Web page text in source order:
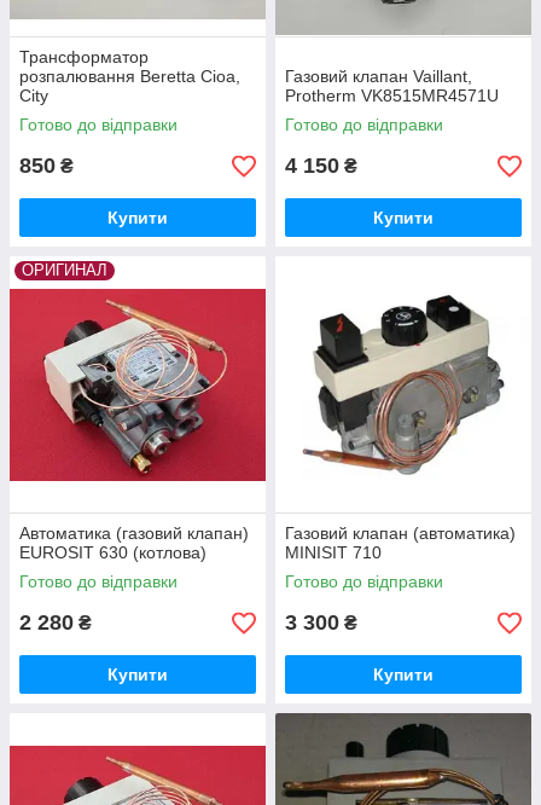
Трансформатор
розпалювання Beretta Cioa,
City
10026031/10041900015/R100
26031 (Brahma)
Готово до відправки
850 ₴
Купити
Газовий клапан Vaillant,
Protherm VK8515MR4571U
Готово до відправки
4 150 ₴
Купити
ОРИГИНАЛ
Автоматика (газовий клапан)
EUROSIT 630 (котлова)
Готово до відправки
2 280 ₴
Купити
Газовий клапан (автоматика)
MINISIT 710
Готово до відправки
3 300 ₴
Купити